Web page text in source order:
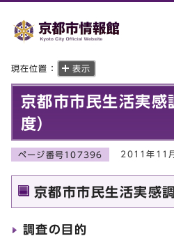
現在位置： 表示
京都市市民生活実
度）
ページ番号107396 2011年11
京都市市民生活実感
調査の目的